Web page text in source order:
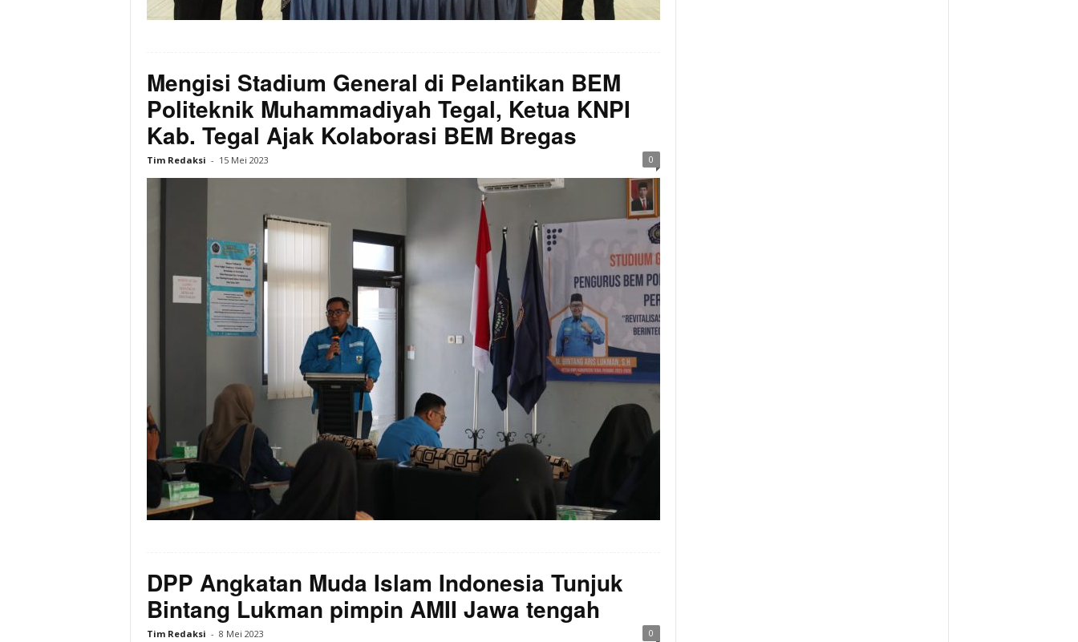
Mengisi Stadium General di Pelantikan BEM
Politeknik Muhammadiyah Tegal, Ketua KNPI
Kab. Tegal Ajak Kolaborasi BEM Bregas
Tim Redaksi - 15 Mei 2023 0
DPP Angkatan Muda Islam Indonesia Tunjuk
Bintang Lukman pimpin AMII Jawa tengah
Tim Redaksi - 8 Mei 2023 0